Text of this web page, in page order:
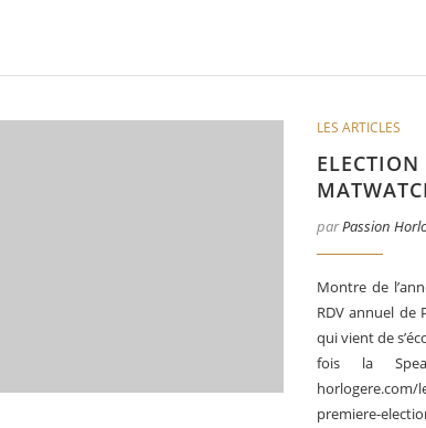
LES ARTICLES
parPassion
Montre de
RDV annuel de
qui vient de
fois la
horlogere.com/
premiere-